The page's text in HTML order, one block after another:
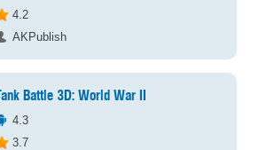
4.2
AKPublish
Tank Battle 3D: World War II
4.3
3.7